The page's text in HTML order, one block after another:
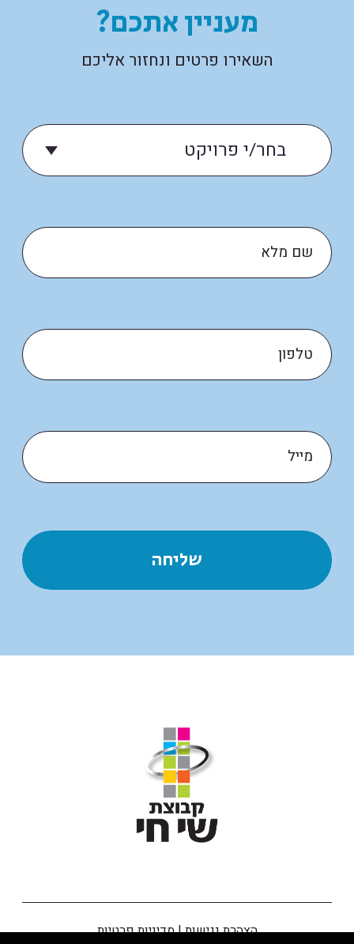
מעניין אתכם?
השאירו פרטים ונחזור אליכם
הצהרת נגישות|מדיניות פרטיות